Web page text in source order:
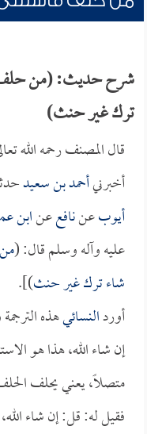
شرح حديث: (من حلف
ترك غير حنث)
قال المصنف رحمه الله
أخبرنيأحمد بن سعيد
أيوبعننافععنابن
عليه وآله وسلم قال: (
شاء ترك غير حنث)].
أوردالنسائيهذه
إن شاء الله، هذا هو
متصلاً، يعني يحلف
فقيل له: قل: إن شاء